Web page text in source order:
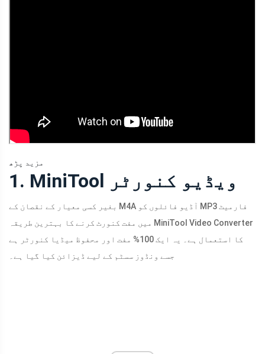
مزید پڑھ
1. MiniTool ویڈیو کنورٹر
بغیر کسی معیار کے نقصان کے M4A آڈیو فائلوں کو MP3 فارمیٹ
میں مفت کنورٹ کرنے کا بہترین طریقہ MiniTool Video Converter
کا استعمال ہے۔ یہ ایک 100% مفت اور محفوظ میڈیا کنورٹر ہے
جسے ونڈوز سسٹم کے لیے ڈیزائن کیا گیا ہے۔